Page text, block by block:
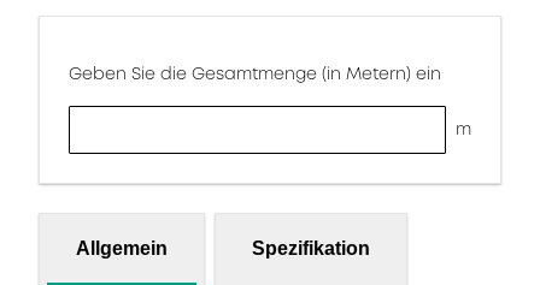
Geben Sie die Gesamtmenge (in Metern) ein
m
Allgemein Spezifikation